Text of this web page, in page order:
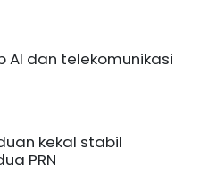
AI dan telekomunikasi
kekal stabil
PRN